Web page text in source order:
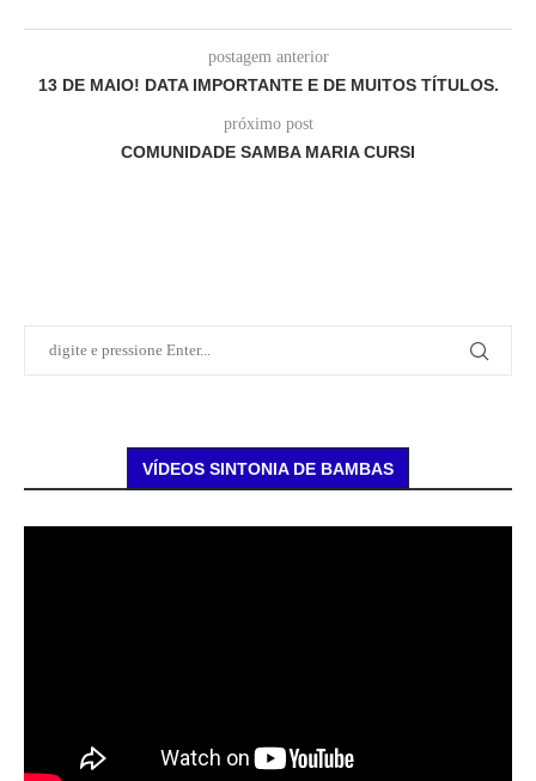
postagem anterior
13 DE MAIO! DATA IMPORTANTE E DE MUITOS TÍTULOS.
próximo post
COMUNIDADE SAMBA MARIA CURSI
VÍDEOS SINTONIA DE BAMBAS